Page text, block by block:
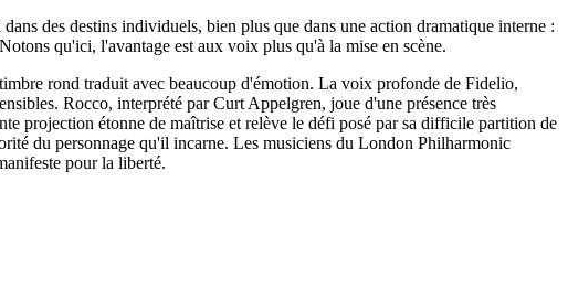
des destins individuels, bien plus que dans une action dramatique interne :
qu'ici, l'avantage est aux voix plus qu'à la mise en scène.
rond traduit avec beaucoup d'émotion. La voix profonde de Fidelio,
Rocco, interprété par Curt Appelgren, joue d'une présence très
projection étonne de maîtrise et relève le défi posé par sa difficile partition de
du personnage qu'il incarne. Les musiciens du London Philharmonic
pour la liberté.